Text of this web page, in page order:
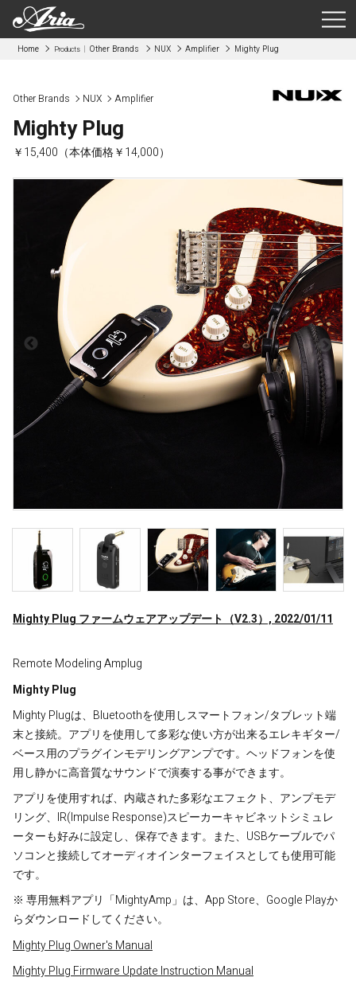
Home Products Other Brands NUX Amplifier Mighty Plug
Other Brands NUX Amplifier
Mighty Plug
￥15,400（本体価格￥14,000）
Mighty Plug ファームウェアアップデート（V2.3）, 2022/01/11
Remote Modeling Amplug
Mighty Plug
Mighty Plugは、Bluetoothを使用しスマートフォン/タブレット端
末と接続。アプリを使用して多彩な使い方が出来るエレキギター/
ベース用のプラグインモデリングアンプです。ヘッドフォンを使
用し静かに高音質なサウンドで演奏する事ができます。
アプリを使用すれば、内蔵された多彩なエフェクト、アンプモデ
リング、IR(Impulse Response)スピーカーキャビネットシミュレ
ーターも好みに設定し、保存できます。また、USBケーブルでパ
ソコンと接続してオーディオインターフェイスとしても使用可能
です。
※ 専用無料アプリ「MightyAmp」は、App Store、Google Playか
らダウンロードしてください。
Mighty Plug Owner's Manual
Mighty Plug Firmware Update Instruction Manual